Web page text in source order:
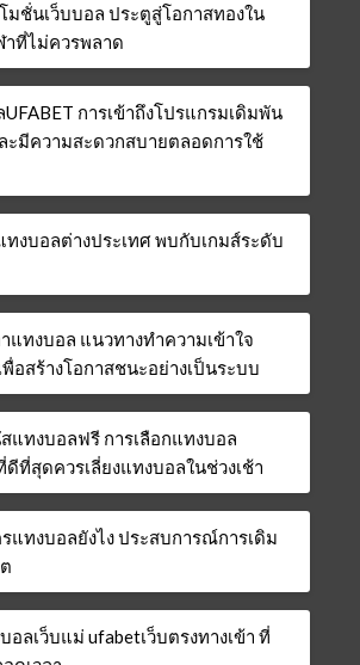
มชั่นเว็บบอล ประตูสู่โอกาสทองใน
าที่ไม่ควรพลาด
การเข้าถึงโปรแกรมเดิมพัน
ะมีความสะดวกสบายตลอดการใช้
ทงบอลต่างประเทศ พบกับเกมส์ระดับ
แทงบอล แนวทางทำความเข้าใจ
อสร้างโอกาสชนะอย่างเป็นระบบ
แทงบอลฟรี การเลือกแทงบอล
ที่สุดควรเลี่ยงแทงบอลในช่วงเช้า
แทงบอลยังไง ประสบการณ์การเดิม
อลเว็บแม่ ufabetเว็บตรงทางเข้า ที่